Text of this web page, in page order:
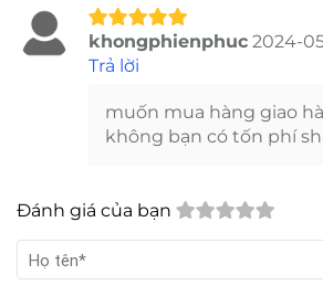
khongphienphuc 2024-
Trả lời
muốn mua hàng giao
không bạn có tốn phí
Đánh giá của bạn